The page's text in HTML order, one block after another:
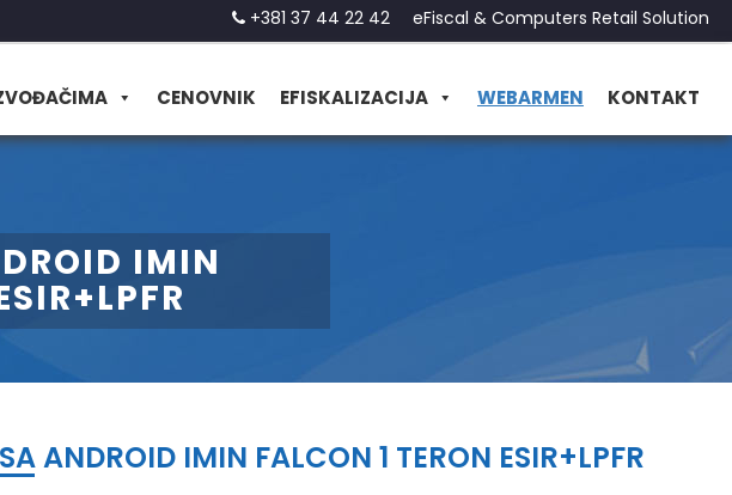
+381 37 44 22 42 eFiscal & Computers Retail Solution
CENOVNIK EFISKALIZACIJA WEBARMEN KONTAKT
IMIN
ANDROID IMIN FALCON 1 TERON ESIR+LPFR